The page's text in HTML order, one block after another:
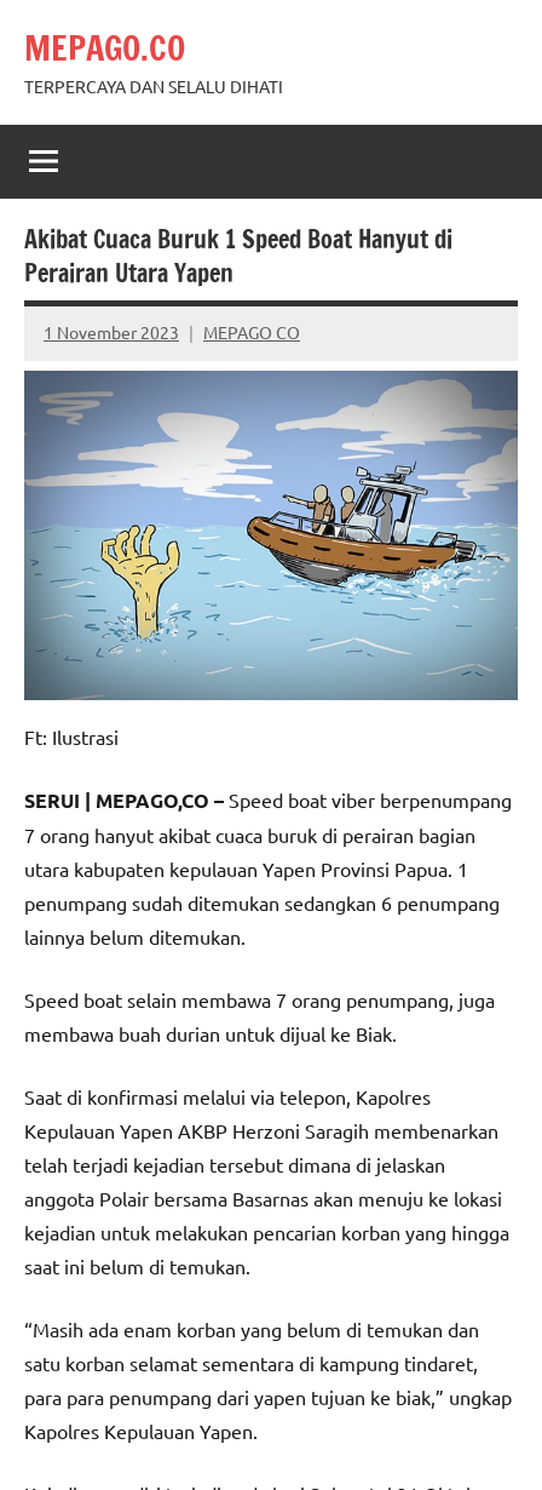
content
MEPAGO.CO
TERPERCAYA DAN SELALU DIHATI
Akibat Cuaca Buruk 1 Speed Boat Hanyut di
Perairan Utara Yapen
1 November 2023 MEPAGO CO
No
comments
Ft: Ilustrasi
SERUI | MEPAGO,CO – Speed boat viber berpenumpang
7 orang hanyut akibat cuaca buruk di perairan bagian
utara kabupaten kepulauan Yapen Provinsi Papua. 1
penumpang sudah ditemukan sedangkan 6 penumpang
lainnya belum ditemukan.
Speed boat selain membawa 7 orang penumpang, juga
membawa buah durian untuk dijual ke Biak.
Saat di konfirmasi melalui via telepon, Kapolres
Kepulauan Yapen AKBP Herzoni Saragih membenarkan
telah terjadi kejadian tersebut dimana di jelaskan
anggota Polair bersama Basarnas akan menuju ke lokasi
kejadian untuk melakukan pencarian korban yang hingga
saat ini belum di temukan.
“Masih ada enam korban yang belum di temukan dan
satu korban selamat sementara di kampung tindaret,
para para penumpang dari yapen tujuan ke biak,” ungkap
Kapolres Kepulauan Yapen.